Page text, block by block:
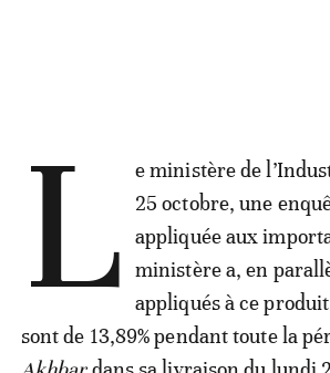
L
e ministère de
25 octobre, une
appliquée aux
ministère a, en
appliqués à ce
sont de 13,89% pendant toute la